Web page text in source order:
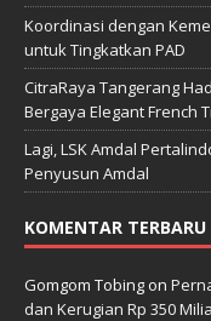
Koordinasi dengan
untuk Tingkatkan PAD
CitraRaya Tangerang
Bergaya Elegant French
Lagi, LSK Amdal
Penyusun Amdal
KOMENTAR TERBARU
Gomgom Tobing on
dan Kerugian Rp 350